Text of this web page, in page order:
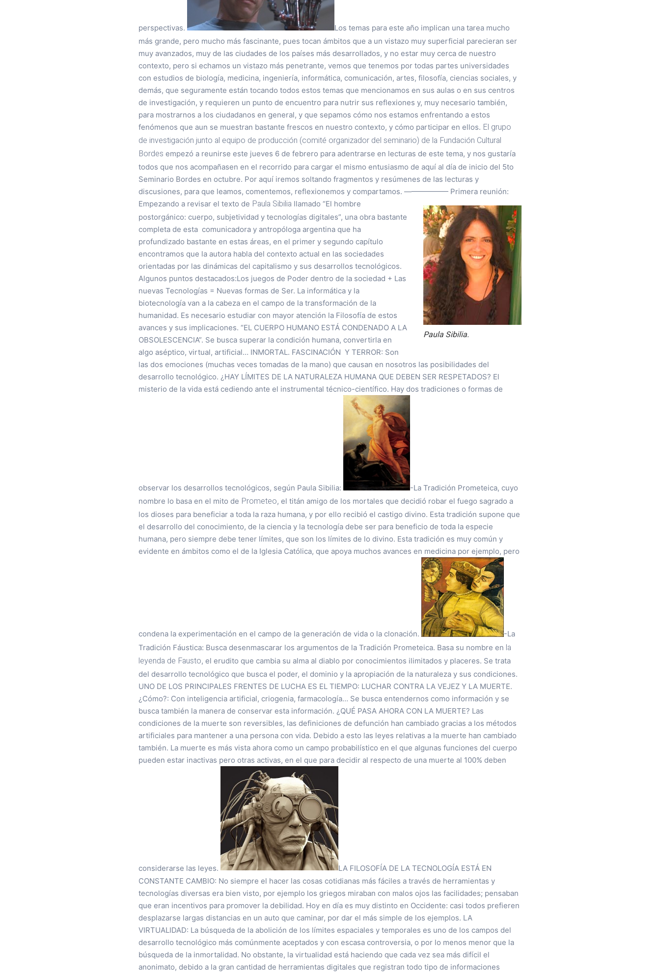
perspectivas.
Los temas para este año implican una tarea mucho
más grande, pero mucho más fascinante, pues tocan ámbitos que a un vistazo muy superficial parecieran ser
muy avanzados, muy de las ciudades de los países más desarrollados, y no estar muy cerca de nuestro
contexto, pero si echamos un vistazo más penetrante, vemos que tenemos por todas partes universidades
con estudios de biología, medicina, ingeniería, informática, comunicación, artes, filosofía, ciencias sociales, y
demás, que seguramente están tocando todos estos temas que mencionamos en sus aulas o en sus centros
de investigación, y requieren un punto de encuentro para nutrir sus reflexiones y, muy necesario también,
para mostrarnos a los ciudadanos en general, y que sepamos cómo nos estamos enfrentando a estos
fenómenos que aun se muestran bastante frescos en nuestro contexto, y cómo participar en ellos. El grupo
de investigación junto al equipo de producción (comité organizador del seminario) de la Fundación Cultural
Bordes empezó a reunirse este jueves 6 de febrero para adentrarse en lecturas de este tema, y nos gustaría
todos que nos acompañasen en el recorrido para cargar el mismo entusiasmo de aquí al día de inicio del 5to
Seminario Bordes en octubre. Por aquí iremos soltando fragmentos y resúmenes de las lecturas y
discusiones, para que leamos, comentemos, reflexionemos y compartamos. —————— Primera reunión:
Paula Sibilia.
Empezando a revisar el texto de Paula Sibilia llamado “El hombre
postorgánico: cuerpo, subjetividad y tecnologías digitales”, una obra bastante
completa de esta comunicadora y antropóloga argentina que ha
profundizado bastante en estas áreas, en el primer y segundo capítulo
encontramos que la autora habla del contexto actual en las sociedades
orientadas por las dinámicas del capitalismo y sus desarrollos tecnológicos.
Algunos puntos destacados:Los juegos de Poder dentro de la sociedad + Las
nuevas Tecnologías = Nuevas formas de Ser. La informática y la
biotecnología van a la cabeza en el campo de la transformación de la
humanidad. Es necesario estudiar con mayor atención la Filosofía de estos
avances y sus implicaciones. “EL CUERPO HUMANO ESTÁ CONDENADO A LA
OBSOLESCENCIA”. Se busca superar la condición humana, convertirla en
algo aséptico, virtual, artificial… INMORTAL. FASCINACIÓN Y TERROR: Son
las dos emociones (muchas veces tomadas de la mano) que causan en nosotros las posibilidades del
desarrollo tecnológico. ¿HAY LÍMITES DE LA NATURALEZA HUMANA QUE DEBEN SER RESPETADOS? El
misterio de la vida está cediendo ante el instrumental técnico-científico. Hay dos tradiciones o formas de
observar los desarrollos tecnológicos, según Paula Sibilia:
-La Tradición Prometeica, cuyo
nombre lo basa en el mito de Prometeo, el titán amigo de los mortales que decidió robar el fuego sagrado a
los dioses para beneficiar a toda la raza humana, y por ello recibió el castigo divino. Esta tradición supone que
el desarrollo del conocimiento, de la ciencia y la tecnología debe ser para beneficio de toda la especie
humana, pero siempre debe tener límites, que son los límites de lo divino. Esta tradición es muy común y
evidente en ámbitos como el de la Iglesia Católica, que apoya muchos avances en medicina por ejemplo, pero
condena la experimentación en el campo de la generación de vida o la clonación.
-La
Tradición Fáustica: Busca desenmascarar los argumentos de la Tradición Prometeica. Basa su nombre en la
leyenda de Fausto, el erudito que cambia su alma al diablo por conocimientos ilimitados y placeres. Se trata
del desarrollo tecnológico que busca el poder, el dominio y la apropiación de la naturaleza y sus condiciones.
UNO DE LOS PRINCIPALES FRENTES DE LUCHA ES EL TIEMPO: LUCHAR CONTRA LA VEJEZ Y LA MUERTE.
¿Cómo?: Con inteligencia artificial, criogenia, farmacología… Se busca entendernos como información y se
busca también la manera de conservar esta información. ¿QUÉ PASA AHORA CON LA MUERTE? Las
condiciones de la muerte son reversibles, las definiciones de defunción han cambiado gracias a los métodos
artificiales para mantener a una persona con vida. Debido a esto las leyes relativas a la muerte han cambiado
también. La muerte es más vista ahora como un campo probabilístico en el que algunas funciones del cuerpo
pueden estar inactivas pero otras activas, en el que para decidir al respecto de una muerte al 100% deben
considerarse las leyes.
LA FILOSOFÍA DE LA TECNOLOGÍA ESTÁ EN
CONSTANTE CAMBIO: No siempre el hacer las cosas cotidianas más fáciles a través de herramientas y
tecnologías diversas era bien visto, por ejemplo los griegos miraban con malos ojos las facilidades; pensaban
que eran incentivos para promover la debilidad. Hoy en día es muy distinto en Occidente: casi todos prefieren
desplazarse largas distancias en un auto que caminar, por dar el más simple de los ejemplos. LA
VIRTUALIDAD: La búsqueda de la abolición de los límites espaciales y temporales es uno de los campos del
desarrollo tecnológico más comúnmente aceptados y con escasa controversia, o por lo menos menor que la
búsqueda de la inmortalidad. No obstante, la virtualidad está haciendo que cada vez sea más difícil el
anonimato, debido a la gran cantidad de herramientas digitales que registran todo tipo de informaciones